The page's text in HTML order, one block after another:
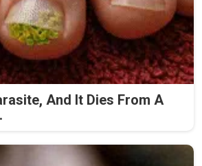
And It Dies From A